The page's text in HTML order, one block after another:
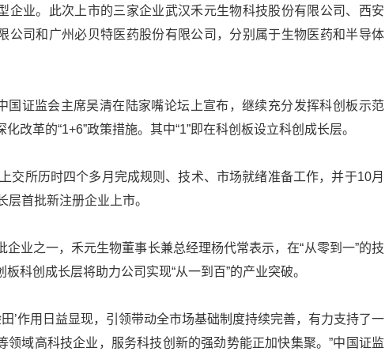
企业。此次上市的三家企业武汉禾元生物科技股份有限公司、西安
公司和广州必贝特医药股份有限公司，分别属于生物医药和半导体
国证监会主席吴清在陆家嘴论坛上宣布，继续充分发挥科创板示范
改革的“1+6”政策措施。其中“1”即在科创板设立科创成长层。
交所历时四个多月完成规则、技术、市场就绪准备工作，并于10月
层首批新注册企业上市。
企业之一，禾元生物董事长兼总经理杨代常表示，在“从零到一”的技
科创成长层将助力公司实现“从一到百”的产业突破。
田’作用日益显现，引领带动全市场基础制度持续完善，有力支持了一
领域高科技企业，服务科技创新的强劲势能正加快集聚。”中国证监